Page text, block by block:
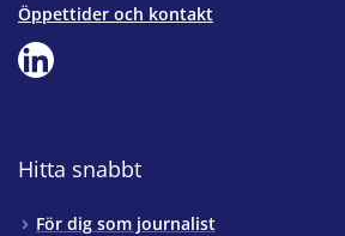
Öppettider och kontakt
Hitta snabbt
För dig som journalist